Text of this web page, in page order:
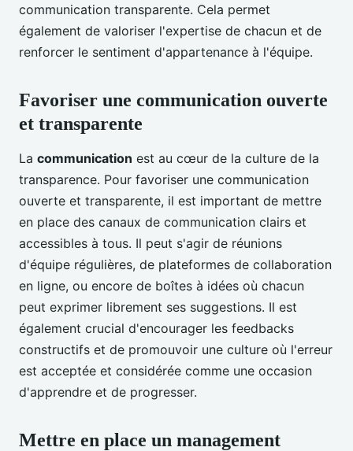
communication transparente. Cela permet
également de valoriser l'expertise de chacun et de
renforcer le sentiment d'appartenance à l'équipe.
Favoriser une communication ouverte
et transparente
La communication est au cœur de la culture de la
transparence. Pour favoriser une communication
ouverte et transparente, il est important de mettre
en place des canaux de communication clairs et
accessibles à tous. Il peut s'agir de réunions
d'équipe régulières, de plateformes de collaboration
en ligne, ou encore de boîtes à idées où chacun
peut exprimer librement ses suggestions. Il est
également crucial d'encourager les feedbacks
constructifs et de promouvoir une culture où l'erreur
est acceptée et considérée comme une occasion
d'apprendre et de progresser.
Mettre en place un management